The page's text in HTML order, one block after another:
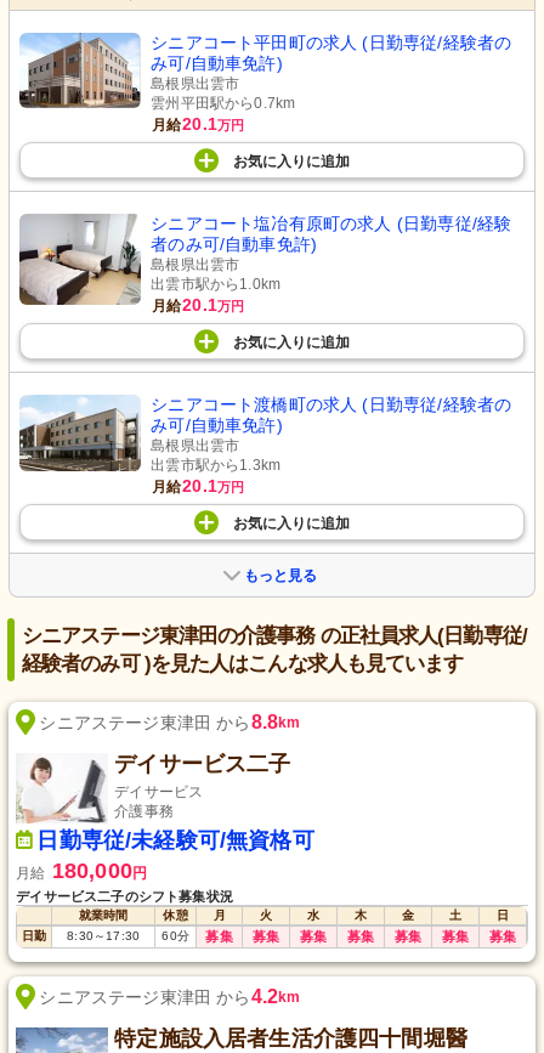
シニアコート平田町の求人 (日勤専従/経験者の
み可/自動車免許)
島根県出雲市
雲州平田駅から0.7km
月給20.1万円
お気に入り に追加
シニアコート塩冶有原町の求人 (日勤専従/経験
者のみ可/自動車免許)
島根県出雲市
出雲市駅から1.0km
月給20.1万円
お気に入り に追加
シニアコート渡橋町の求人 (日勤専従/経験者の
み可/自動車免許)
島根県出雲市
出雲市駅から1.3km
月給20.1万円
お気に入り に追加
もっと見る
シニアステージ東津田の介護事務 の正社員求人(日勤専従/
経験者のみ可 )を見た人はこんな求人も見ています
シニアステージ東津田 から8.8km
デイサービス二子
デイサービス
介護事務
日勤専従/未経験可/無資格可
月給 180,000円
デイサービス二子のシフト募集状況
就業時間 休憩 月 火 水 木 金 土
日
日勤
8:30～ 17:30 60分 募集 募集 募集 募集 募集 募集 募集
シニアステージ東津田 から4.2km
特定施設入居者生活介護四十間堀醫